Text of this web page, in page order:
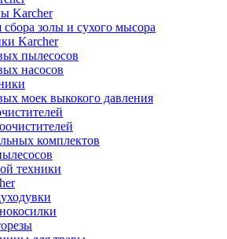
Karcher
золы и сухого мысора
Karcher
пылесосов
насосов
моек выкокого давления
комплектов
техники